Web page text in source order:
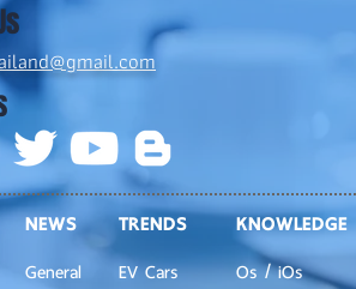
NEWS
General
TRENDS
EV Cars
KNOWLEDGE
Os / iOs